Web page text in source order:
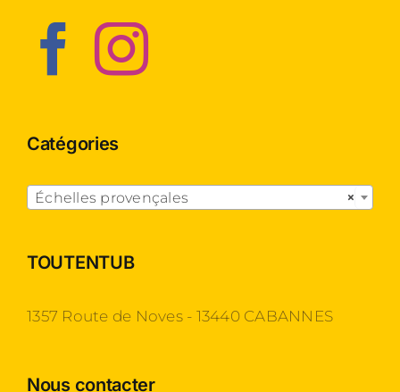
Catégories
×
Échelles provençales
TOUTENTUB
1357 Route de Noves - 13440 CABANNES
Nous contacter